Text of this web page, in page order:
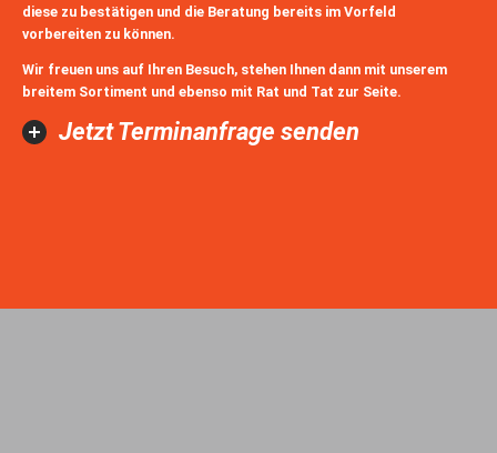
diese zu bestätigen und die Beratung bereits im Vorfeld
vorbereiten zu können.
Wir freuen uns auf Ihren Besuch, stehen Ihnen dann mit unserem
breitem Sortiment und ebenso mit Rat und Tat zur Seite.
Jetzt Terminanfrage senden